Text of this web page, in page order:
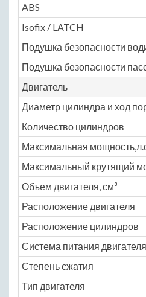
ABS
Isofix / LATCH
Подушка безопасности
Подушка безопасности
Двигатель
Диаметр цилиндра и ход
Количество цилиндров
Максимальная
Максимальный крутящий
Объем двигателя, см³
Расположение двигателя
Расположение цилиндров
Система питания двигателя
Степень сжатия
Тип двигателя